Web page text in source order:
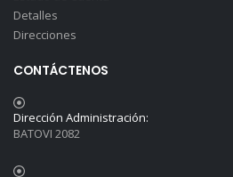
Detalles
Direcciones
CONTÁCTENOS
Dirección Administración:
BATOVI 2082